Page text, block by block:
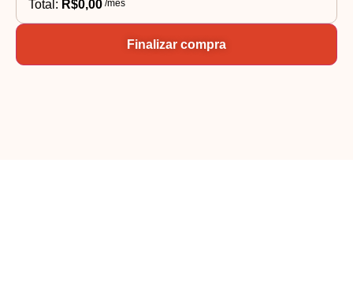
Total: R$0,00 /mês
Finalizar compra